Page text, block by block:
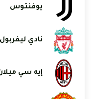
يوفنتوس
نادي ليفربول
إيه سي